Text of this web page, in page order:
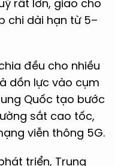
rất lớn, giao cho
chi dài hạn từ 5–
đều cho nhiều
dồn lực vào cụm
Quốc tạo bước
sắt cao tốc,
viễn thông 5G.
triển, Trung